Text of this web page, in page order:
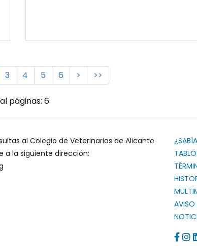
3 4 5 6 > >>
páginas: 6
al Colegio de Veterinarios de Alicante
a la siguiente dirección:
AVISO